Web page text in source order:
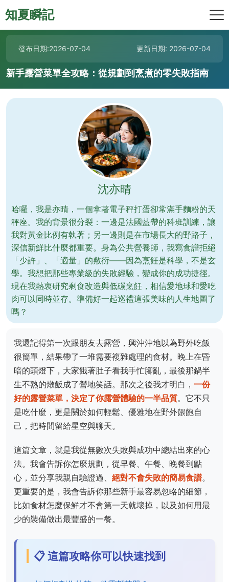
知夏瞬記
發布日期:2026-07-04 更新日期: 2026-07-04
新手露營菜單全攻略：從規劃到烹煮的零失敗指南
沈亦晴
哈囉，我是亦晴，一個拿著電子秤打蛋卻常滿手麵粉的天
秤座。我的背景很分裂：一邊是法國藍帶的科班訓練，讓
我對黃金比例有執著；另一邊則是在市場長大的野路子，
深信新鮮比什麼都重要。身為公共營養師，我寫食譜拒絕
「少許」、「適量」的敷衍——因為烹飪是科學，不是玄
學。我想把那些專業級的失敗經驗，變成你的成功捷徑。
現在我熱衷研究剩食改造與低碳烹飪，相信愛地球和愛吃
肉可以同時並存。準備好一起巡禮這張美味的人生地圖了
嗎？
我還記得第一次跟朋友去露營，興沖沖地以為野外吃飯
很簡單，結果帶了一堆需要複雜處理的食材。晚上在昏
暗的頭燈下，大家餓著肚子看我手忙腳亂，最後那鍋半
生不熟的燉飯成了營地笑話。那次之後我才明白， 一份
好的露營菜單，決定了你露營體驗的一半品質。它不只
是吃什麼，更是關於如何輕鬆、優雅地在野外餵飽自
己，把時間留給星空與聊天。
這篇文章，就是我從無數次失敗與成功中總結出來的心
法。我會告訴你怎麼規劃，從早餐、午餐、晚餐到點
心，並分享我親自驗證過、 絕對不會失敗的簡易食譜。
更重要的是，我會告訴你那些新手最容易忽略的細節，
比如食材怎麼保鮮才不會第一天就壞掉，以及如何用最
少的裝備做出最豐盛的一餐。
📋 這篇攻略你可以快速找到